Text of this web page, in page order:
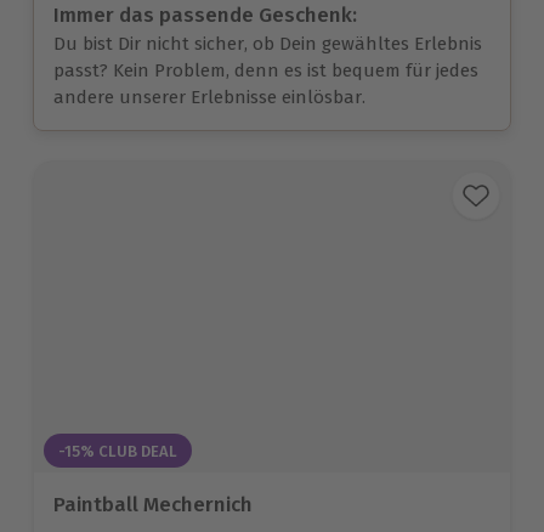
Immer das passende Geschenk:
Du bist Dir nicht sicher, ob Dein gewähltes Erlebnis
passt? Kein Problem, denn es ist bequem für jedes
andere unserer Erlebnisse einlösbar.
-15% CLUB DEAL
Paintball Mechernich